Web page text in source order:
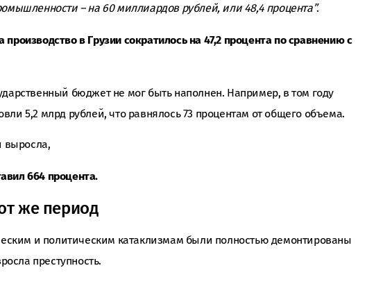
– на 60 миллиардов рублей, или 48,4 процента”.
производство в Грузии сократилось на 47,2 процента по сравнению с
бюджет не мог быть наполнен. Например, в том году
5,2 млрд рублей, что равнялось 73 процентам от общего объема.
выросла,
664 процента.
же период
и политическим катаклизмам были полностью демонтированы
преступность.